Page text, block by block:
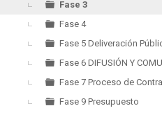
Fase 3
Fase 4
Fase 5 Deliveración
Fase 6 DIFUSIÓN Y
Fase 7 Proceso de
Fase 9 Presupuesto